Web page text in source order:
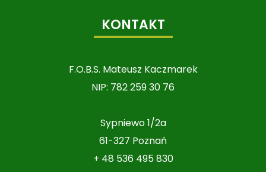
KONTAKT
F.O.B.S. Mateusz Kaczmarek
NIP: 782 259 30 76
Sypniewo 1/2a
61-327 Poznań
+ 48 536 495 830